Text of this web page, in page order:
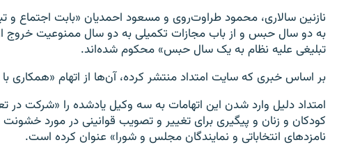
نازنین سالاری، محمود طراوت‌روی و مسعود احمدیان «بابت اجتماع و
به دو سال حبس و از باب مجازات تکمیلی به دو سال ممنوعیت خروج از
تبلیغی علیه نظام به یک سال حبس» محکوم شده‌اند.
بر اساس خبری که سایت امتداد منتشر کرده، آن‌ها از اتهام «همکاری
امتداد دلیل وارد شدن این اتهامات به سه وکیل یادشده را «شرکت
کودکان و زنان و پیگیری برای تغییر و تصویب قوانینی در مورد
نامزدهای انتخاباتی و نمایندگان مجلس و شورا» عنوان کرده است.